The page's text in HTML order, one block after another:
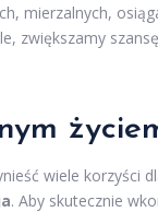
mierzalnych,
zwiększamy
wiele korzyści
. Aby skutecznie